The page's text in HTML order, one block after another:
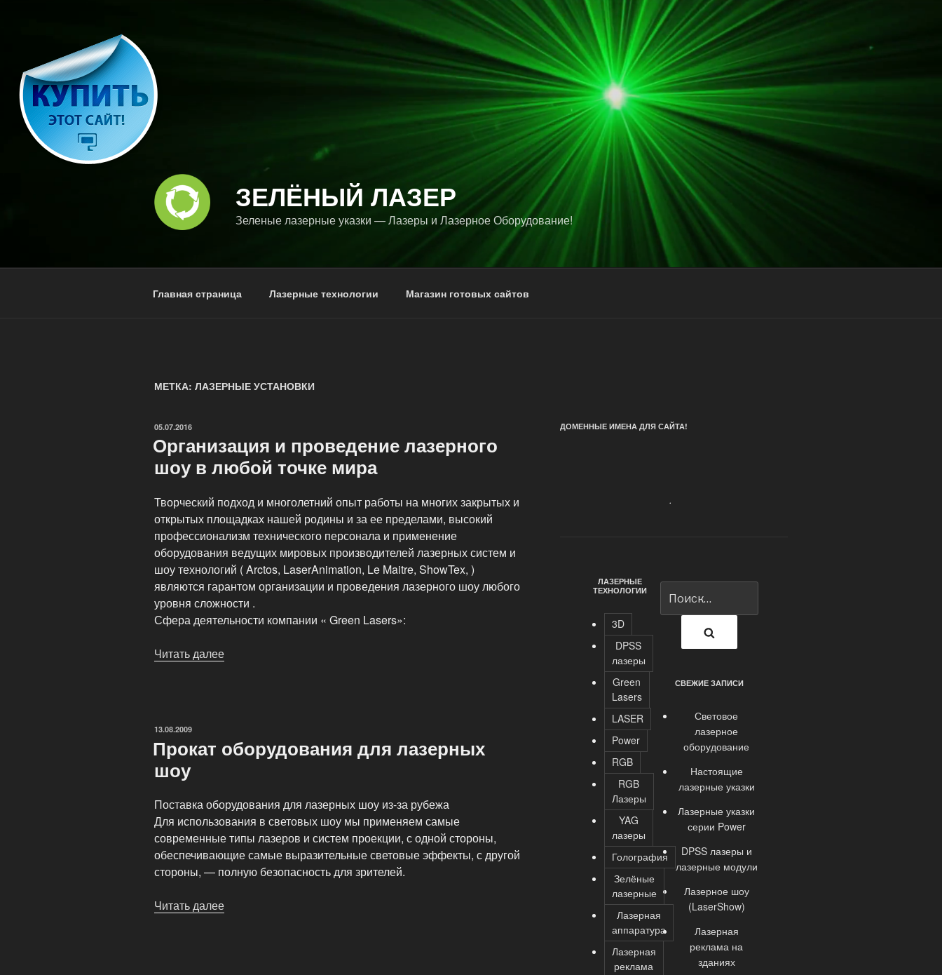
ЗЕЛЁНЫЙ ЛАЗЕР
Зеленые лазерные указки — Лазеры и Лазерное Оборудование!
Главная страница Лазерные технологии Магазин готовых сайтов
МЕТКА: ЛАЗЕРНЫЕ УСТАНОВКИ
ОПУБЛИКОВАНО
05.07.2016
Организация и проведение лазерного
шоу в любой точке мира
Творческий подход и многолетний опыт работы на многих закрытых и
открытых площадках нашей родины и за ее пределами, высокий
профессионализм технического персонала и применение
оборудования ведущих мировых производителей лазерных систем и
шоу технологий ( Arctos, LaserAnimation, Le Maitre, ShowTex, )
являются гарантом организации и проведения лазерного шоу любого
уровня сложности .
Сфера деятельности компании « Green Lasers»:
Читать далее
любой
ОПУБЛИКОВАНО
13.08.2009
Прокат оборудования для лазерных
шоу
Поставка оборудования для лазерных шоу из-за рубежа
Для использования в световых шоу мы применяем самые
современные типы лазеров и систем проекции, с одной стороны,
обеспечивающие самые выразительные световые эффекты, с другой
стороны, — полную безопасность для зрителей.
Читать далее
ДОМЕННЫЕ ИМЕНА ДЛЯ САЙТА!
.
ЛАЗЕРНЫЕ
ТЕХНОЛОГИИ
3D
DPSS
лазеры
Green
Lasers
LASER
Power
RGB
RGB
Лазеры
YAG
лазеры
Голография
Зелёные
лазерные
Лазерная
аппаратура
Лазерная
реклама
Искать:
СВЕЖИЕ ЗАПИСИ
Световое
лазерное
оборудование
Настоящие
лазерные указки
Лазерные указки
серии Power
DPSS лазеры и
лазерные модули
Лазерное шоу
(LaserShow)
Лазерная
реклама на
зданиях